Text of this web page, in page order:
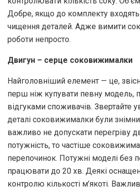
Добре, якщо до комплекту
чищення деталей. Адже вимити
роботи непросто.
Двигун – серце соковижималки
Найголовніший елемент — це,
перш ніж купувати певну модель,
відгуками споживачів. Звертайте
деталі соковижималки були
важливо не допускати перегріву
потужність, то частіше
перепочинок. Потужні моделі без
працювати до 20 хв. Деякі
контролю кількості м’якоті.